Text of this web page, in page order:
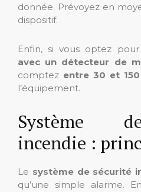
donnée. Prévoyez en
dispositif.
Enfin, si vous optez
avec un détecteur de
comptez entre 30 et
l’équipement.
Système
incendie :
Le système de sécurité
qu’une simple alarme.